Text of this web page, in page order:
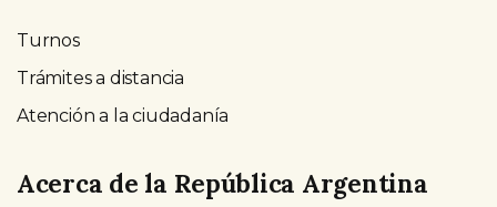
Turnos
Trámites a distancia
Atención a la ciudadanía
Acerca de la República Argentina